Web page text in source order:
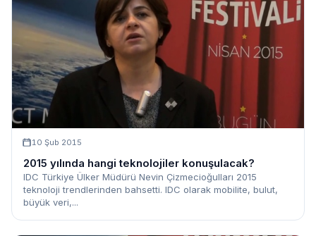
10 Şub 2015
2015 yılında hangi teknolojiler konuşulacak?
IDC Türkiye Ülker Müdürü Nevin Çizmecioğulları 2015
teknoloji trendlerinden bahsetti. IDC olarak mobilite, bulut,
büyük veri,...